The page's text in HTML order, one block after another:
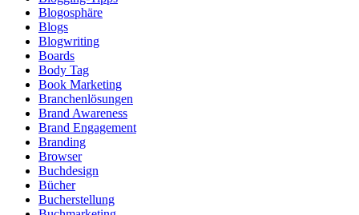
Blogosphäre
Blogs
Blogwriting
Boards
Body Tag
Book Marketing
Branchenlösungen
Brand Awareness
Brand Engagement
Branding
Browser
Buchdesign
Bücher
Bucherstellung